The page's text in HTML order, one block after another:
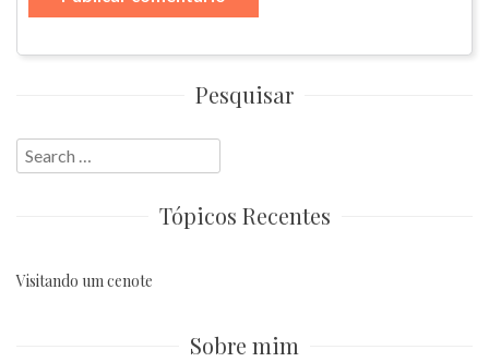
Pesquisar
Search
for:
Tópicos Recentes
Visitando um cenote
Sobre mim